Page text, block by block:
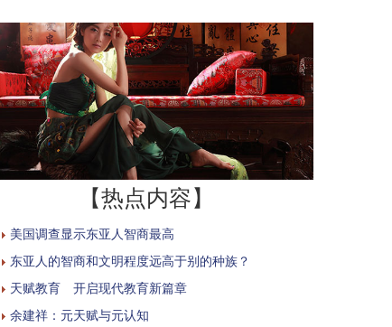
【热点内容】
美国调查显示东亚人智商最高
东亚人的智商和文明程度远高于别的种族？
天赋教育 开启现代教育新篇章
余建祥：元天赋与元认知